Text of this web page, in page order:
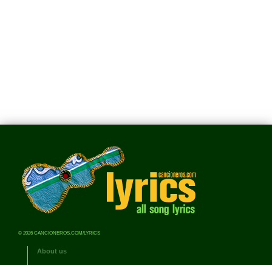
© 2026 CANCIONEROS.COM/LYRICS
About us